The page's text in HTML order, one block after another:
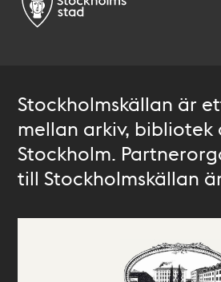
Stockholmskällan är
mellan arkiv, bibliotek
Stockholm.
till Stockholmskällan